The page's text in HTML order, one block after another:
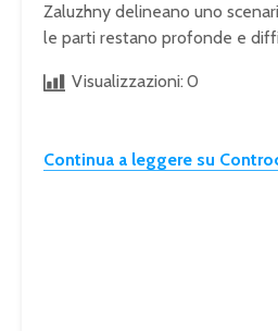
Zaluzhny delineano uno
le parti restano profonde e
Visualizzazioni: 0
Continua a leggere su